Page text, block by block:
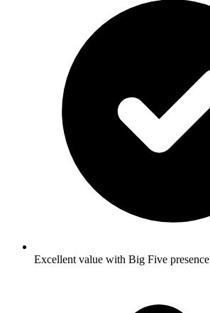
Excellent value with Big Five presence